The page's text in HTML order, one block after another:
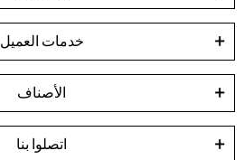
خدمات العميل
الأصناف
اتصلوا بنا